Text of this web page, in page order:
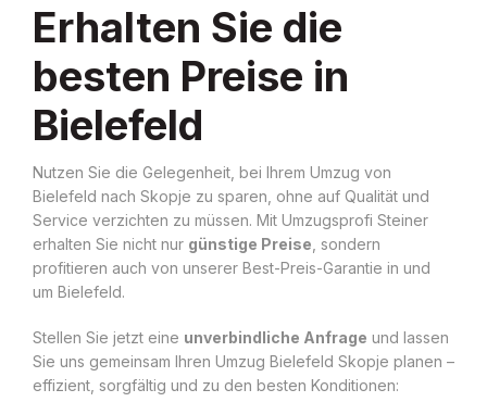
Erhalten Sie die
besten Preise in
Bielefeld
Nutzen Sie die Gelegenheit, bei Ihrem Umzug von
Bielefeld nach Skopje zu sparen, ohne auf Qualität und
Service verzichten zu müssen. Mit Umzugsprofi Steiner
erhalten Sie nicht nur günstige Preise , sondern
profitieren auch von unserer Best-Preis-Garantie in und
um Bielefeld.
Stellen Sie jetzt eine unverbindliche Anfrage und lassen
Sie uns gemeinsam Ihren Umzug Bielefeld Skopje planen –
effizient, sorgfältig und zu den besten Konditionen: